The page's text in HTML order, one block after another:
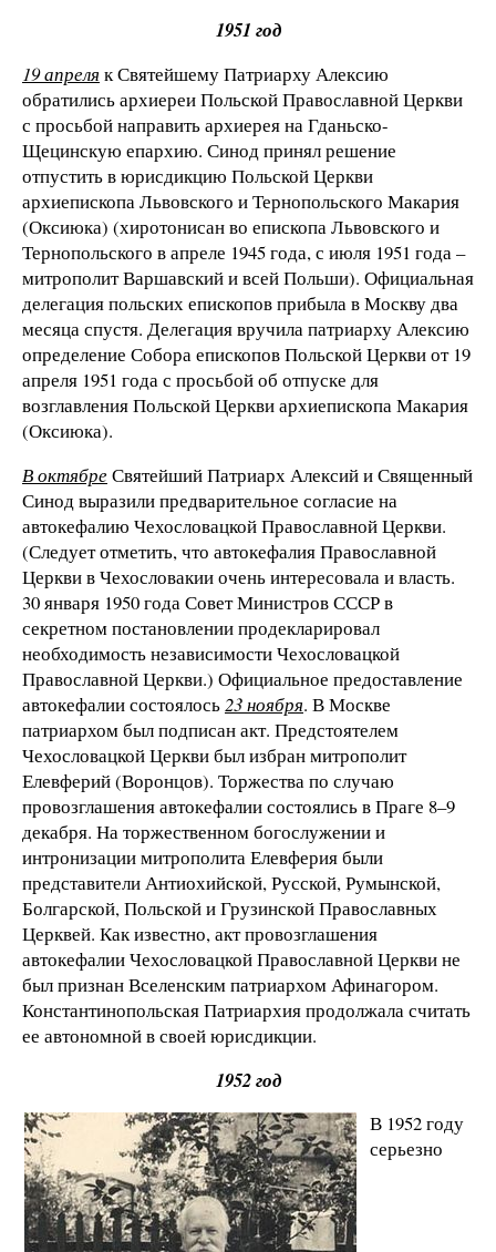
1951 год
19 апреля к Святейшему Патриарху Алексию
обратились архиереи Польской Православной Церкви
с просьбой направить архиерея на Гданьско-
Щецинскую епархию. Синод принял решение
отпустить в юрисдикцию Польской Церкви
архиепископа Львовского и Тернопольского Макария
(Оксиюка) (хиротонисан во епископа Львовского и
Тернопольского в апреле 1945 года, с июля 1951 года –
митрополит Варшавский и всей Польши). Официальная
делегация польских епископов прибыла в Москву два
месяца спустя. Делегация вручила патриарху Алексию
определение Собора епископов Польской Церкви от 19
апреля 1951 года с просьбой об отпуске для
возглавления Польской Церкви архиепископа Макария
(Оксиюка).
В октябреСвятейший Патриарх Алексий и Священный
Синод выразили предварительное согласие на
автокефалию Чехословацкой Православной Церкви.
(Следует отметить, что автокефалия Православной
Церкви в Чехословакии очень интересовала и власть.
30 января 1950 года Совет Министров СССР в
секретном постановлении продекларировал
необходимость независимости Чехословацкой
Православной Церкви.) Официальное предоставление
автокефалии состоялось23 ноября. В Москве
патриархом был подписан акт. Предстоятелем
Чехословацкой Церкви был избран митрополит
Елевферий (Воронцов). Торжества по случаю
провозглашения автокефалии состоялись в Праге 8–9
декабря. На торжественном богослужении и
интронизации митрополита Елевферия были
представители Антиохийской, Русской, Румынской,
Болгарской, Польской и Грузинской Православных
Церквей. Как известно, акт провозглашения
автокефалии Чехословацкой Православной Церкви не
был признан Вселенским патриархом Афинагором.
Константинопольская Патриархия продолжала считать
ее автономной в своей юрисдикции.
1952 год
В 1952 году
серьезно